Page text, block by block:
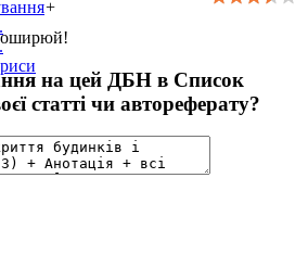
+
на цей ДБН в Список
статті чи автореферату?